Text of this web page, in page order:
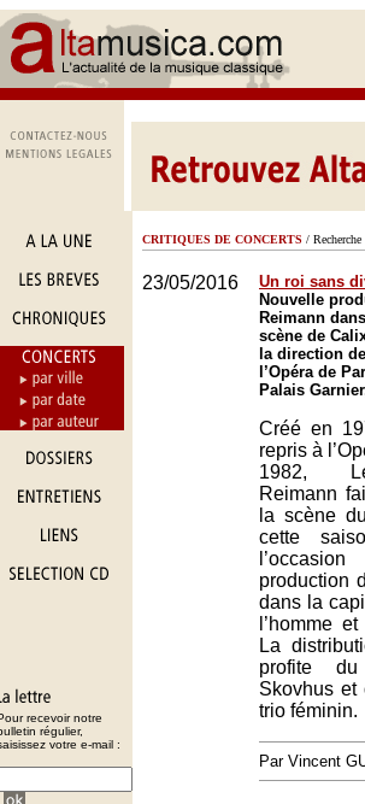
recevoir notre
régulier,
votre e-mail :
CRITIQUES DE CONCERTS / Recherche
23/05/2016
Un roi sans
Nouvelle
Reimann
scène de
la direction
l’Opéra de
Palais
Créé en
repris à
1982,
Reimann
la scène
cette
production
dans la
l’homme
La
profite
Skovhus et
trio féminin.
Par Vincent